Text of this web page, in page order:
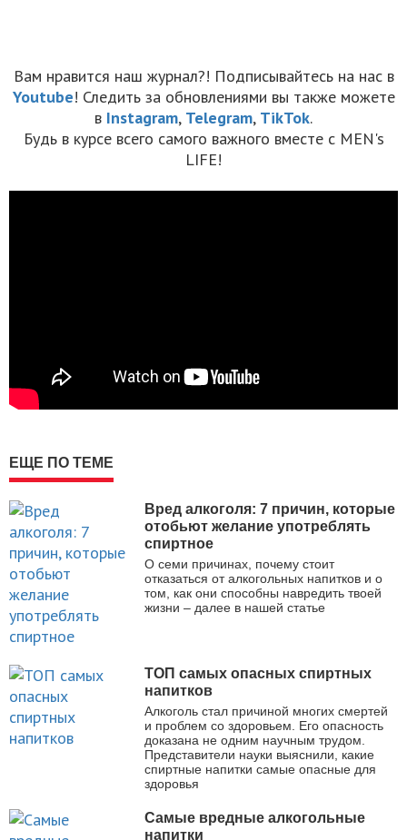
Вам нравится наш журнал?! Подписывайтесь на нас в
Youtube! Следить за обновлениями вы также можете
в Instagram, Telegram, TikTok.
Будь в курсе всего самого важного вместе с MEN's
LIFE!
ЕЩЕ ПО ТЕМЕ
Вред алкоголя: 7 причин, которые
отобьют желание употреблять
спиртное
О семи причинах, почему стоит
отказаться от алкогольных напитков и о
том, как они способны навредить твоей
жизни – далее в нашей статье
ТОП самых опасных спиртных
напитков
Алкоголь стал причиной многих смертей
и проблем со здоровьем. Его опасность
доказана не одним научным трудом.
Представители науки выяснили, какие
спиртные напитки самые опасные для
здоровья
Самые вредные алкогольные
напитки